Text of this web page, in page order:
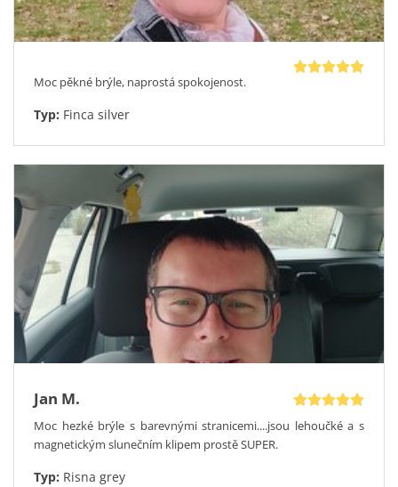
Moc pěkné brýle, naprostá spokojenost.
Typ: Finca silver
Jan M.
Moc hezké brýle s barevnými stranicemi....jsou lehoučké a s
magnetickým slunečním klipem prostě SUPER.
Typ: Risna grey